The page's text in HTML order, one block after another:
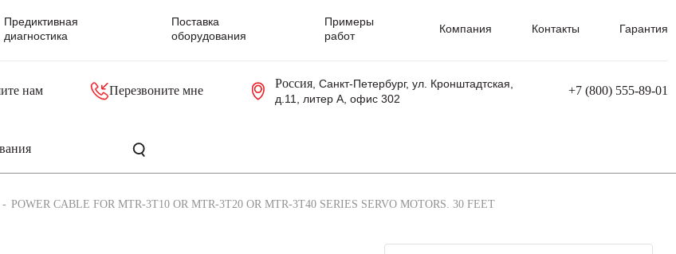
Предиктивная
диагностика
Поставка
оборудования
Примеры
работ
Компания Контакты Гарантия
нам Перезвоните мне
Россия, Санкт-Петербург, ул. Кронштадтская,
д.11, литер А, офис 302
+7 (800) 555-89-01
POWER CABLE FOR MTR-3T10 OR MTR-3T20 OR MTR-3T40 SERIES SERVO MOTORS. 30 FEET